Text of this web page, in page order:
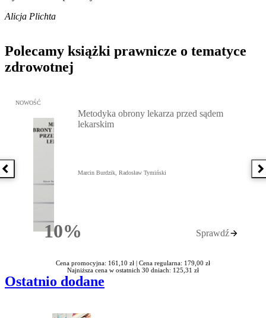
Alicja Plichta
Polecamy książki prawnicze o tematyce
zdrowotnej
Poprzednia książka
Przejdź do: Metodyka obrony lekarza przed sądem lekarskim,
NOWOŚĆ
10%Rabatu
Metodyka obrony lekarza przed sądem
lekarskim
Marcin Burdzik, Radosław Tymiński
Sprawdź
Cena promocyjna: 161,10 zł | Cena regularna: 179,00 zł
Najniższa cena w ostatnich 30 dniach: 125,31 zł
Ostatnio dodane